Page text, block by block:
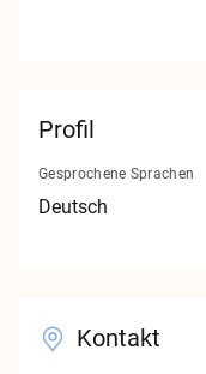
Profil
Gesprochene Sprachen
Deutsch
Kontakt